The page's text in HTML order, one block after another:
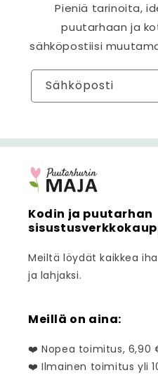
Pieniä tarinoita,
puutarhaan ja
sähköpostiisi
Sähköposti
Kodin ja puutarhan
Meiltä löydät kaikkea
ja lahjaksi.
Meillä on aina:
❤️ Nopea toimitus, 6,90
❤️ Ilmainen toimitus yli